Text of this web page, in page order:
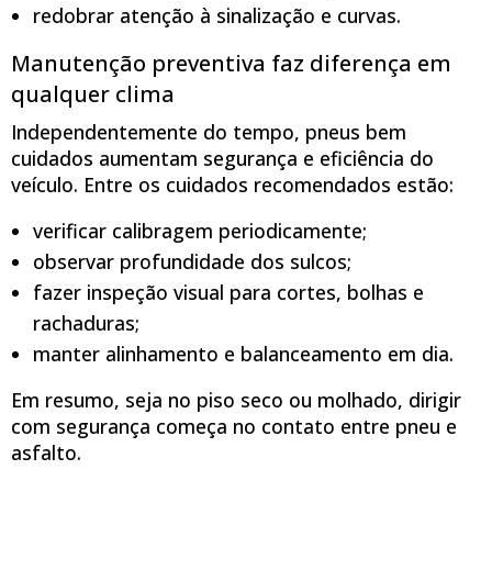
redobrar atenção à sinalização e curvas.
Manutenção preventiva faz diferença em
qualquer clima
Independentemente do tempo, pneus bem
cuidados aumentam segurança e eficiência do
veículo. Entre os cuidados recomendados estão:
verificar calibragem periodicamente;
observar profundidade dos sulcos;
fazer inspeção visual para cortes, bolhas e
rachaduras;
manter alinhamento e balanceamento em dia.
Em resumo, seja no piso seco ou molhado, dirigir
com segurança começa no contato entre pneu e
asfalto.